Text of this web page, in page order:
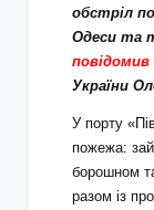
обстріл
Одеси та
повідомив
України
У порту
пожежа:
борошном
разом із